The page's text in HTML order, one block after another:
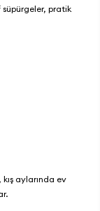
pratik
, kış aylarında ev